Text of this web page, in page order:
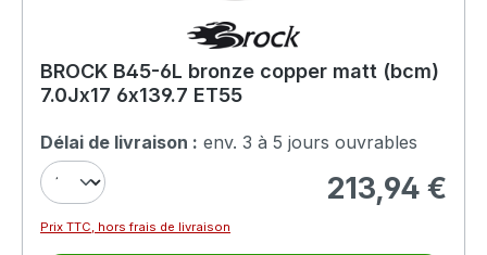
BROCK B45-6L bronze copper matt (bcm)
7.0Jx17 6x139.7 ET55
Délai de livraison : env. 3 à 5 jours ouvrables
Prix régulier :
213,94 €
Prix TTC, hors frais de livraison